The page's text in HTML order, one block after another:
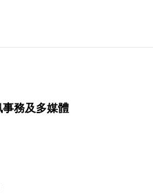
0 務及多媒體